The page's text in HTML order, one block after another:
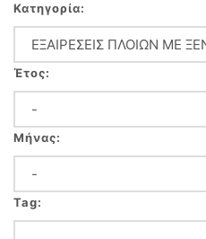
Κατηγορία:
Έτος:
Μήνας:
Tag: